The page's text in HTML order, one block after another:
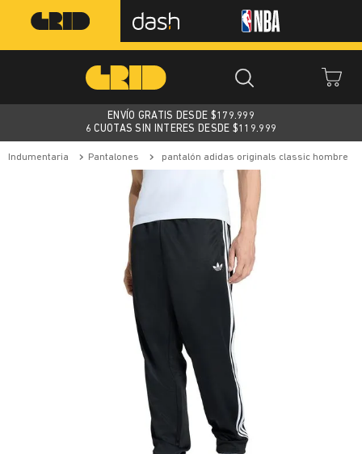
ENVÍO GRATIS DESDE $179.999
6 CUOTAS SIN INTERES DESDE $119.999
indumentaria pantalones pantalón adidas originals classic hombre